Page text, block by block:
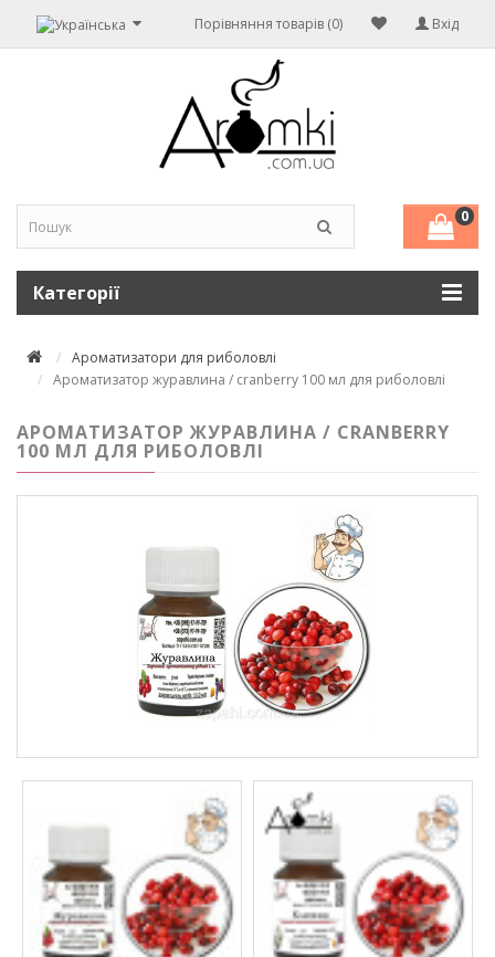
Вхід
Порівняння товарів (0)
0
Категорії
Ароматизатори для риболовлі
Ароматизатор журавлина / cranberry 100 мл для риболовлі
АРОМАТИЗАТОР ЖУРАВЛИНА / CRANBERRY
100 МЛ ДЛЯ РИБОЛОВЛІ